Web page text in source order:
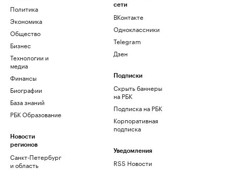
Политика
Экономика
Общество
Бизнес
Технологии и
медиа
Финансы
Биографии
База знаний
РБК Образование
Новости
регионов
Санкт-Петербург
и область
сети
ВКонтакте
Одноклассники
Telegram
Дзен
Подписки
Скрыть баннеры
на РБК
Подписка на РБК
Корпоративная
подписка
Уведомления
RSS Новости